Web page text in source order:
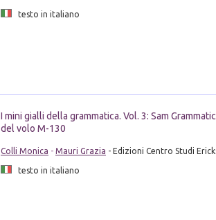
testo in italiano
I mini gialli della grammatica. Vol. 3: Sam
del volo M-130
Colli Monica - Mauri Grazia - Edizioni Centro Studi
testo in italiano